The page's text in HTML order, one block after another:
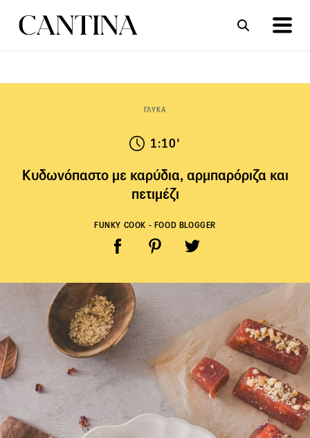
ΓΛΥΚΑ
1:10'
Κυδωνόπαστο με καρύδια, αρμπαρόριζα και
πετιμέζι
FUNKY COOK - FOOD BLOGGER